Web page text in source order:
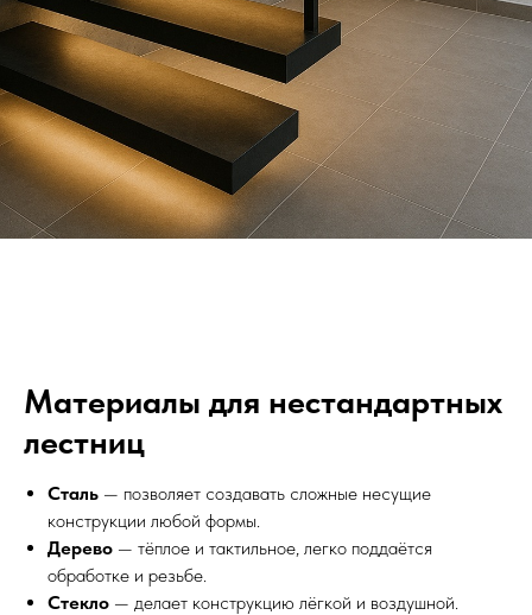
Материалы для нестандартных
лестниц
Сталь — позволяет создавать сложные несущие
конструкции любой формы.
Дерево — тёплое и тактильное, легко поддаётся
обработке и резьбе.
Стекло — делает конструкцию лёгкой и воздушной.